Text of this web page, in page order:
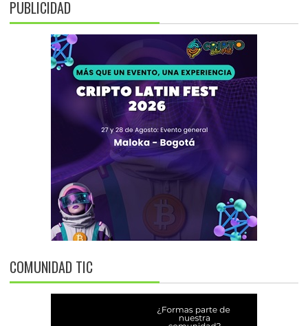
PUBLICIDAD
COMUNIDAD TIC